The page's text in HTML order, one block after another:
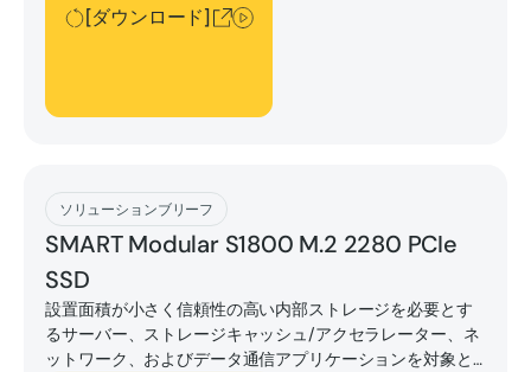
[ダウンロード]
ソリューションブリーフ
SMART Modular S1800 M.2 2280 PCIe
SSD
設置面積が小さく信頼性の高い内部ストレージを必要とす
るサーバー、ストレージキャッシュ/アクセラレーター、ネ
ットワーク、およびデータ通信アプリケーションを対象と
[ダウンロード]